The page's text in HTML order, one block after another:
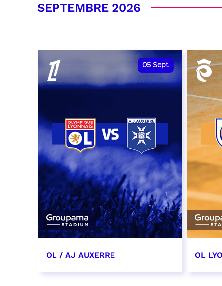
SEPTEMBRE 2026
05 Sept.
OL / AJ AUXERRE OL